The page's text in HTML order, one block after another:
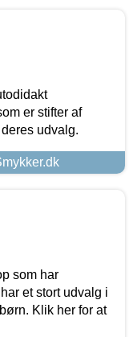
er stifter af
udvalg.
som har
et stort udvalg i
Klik her for at